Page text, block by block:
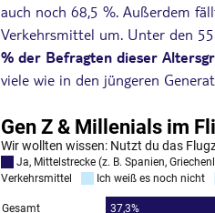
auch noch 68,5 %. Außerdem
Verkehrsmittel um. Unter den
% der Befragten dieser
viele wie in den jüngeren